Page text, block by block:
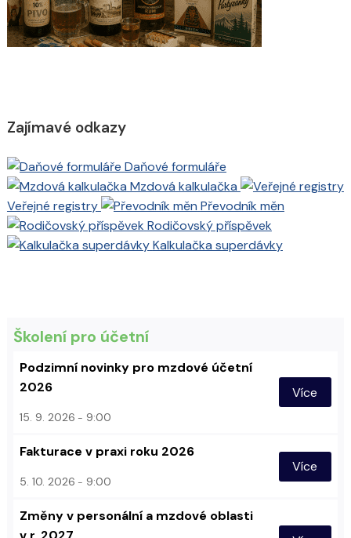
Zajímavé odkazy
Daňové formuláře
Mzdová kalkulačka
Veřejné registry
Převodník měn
Rodičovský příspěvek
Kalkulačka superdávky
Školení pro účetní
Podzimní novinky pro mzdové účetní
2026
15. 9. 2026 9:00
Více
Fakturace v praxi roku 2026
5. 10. 2026 9:00
Více
Změny v personální a mzdové oblasti